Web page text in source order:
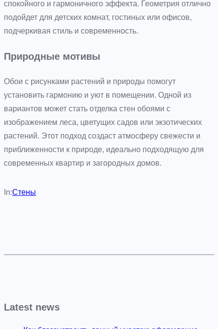
спокойного и гармоничного эффекта. Геометрия отлично
подойдет для детских комнат, гостиных или офисов,
подчеркивая стиль и современность.
Природные мотивы
Обои с рисунками растений и природы помогут
установить гармонию и уют в помещении. Одной из
вариантов может стать отделка стен обоями с
изображением леса, цветущих садов или экзотических
растений. Этот подход создаст атмосферу свежести и
приближенности к природе, идеально подходящую для
современных квартир и загородных домов.
In:Стены
Latest news